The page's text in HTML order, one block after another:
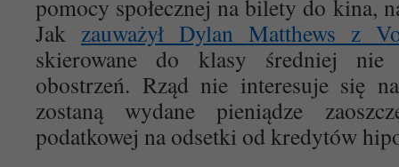
pomocy społecznej na bilety do kina,
Jak zauważył Dylan Matthews z
skierowane do klasy średniej nie
obostrzeń. Rząd nie interesuje się
zostaną wydane pieniądze
podatkowej na odsetki od kredytów